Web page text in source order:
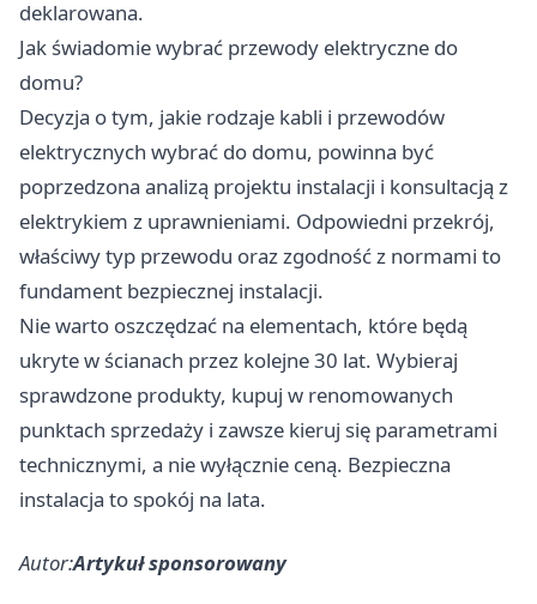
deklarowana.
Jak świadomie wybrać przewody elektryczne do
domu?
Decyzja o tym, jakie rodzaje kabli i przewodów
elektrycznych wybrać do domu, powinna być
poprzedzona analizą projektu instalacji i konsultacją z
elektrykiem z uprawnieniami. Odpowiedni przekrój,
właściwy typ przewodu oraz zgodność z normami to
fundament bezpiecznej instalacji.
Nie warto oszczędzać na elementach, które będą
ukryte w ścianach przez kolejne 30 lat. Wybieraj
sprawdzone produkty, kupuj w renomowanych
punktach sprzedaży i zawsze kieruj się parametrami
technicznymi, a nie wyłącznie ceną. Bezpieczna
instalacja to spokój na lata.
Autor:Artykuł sponsorowany